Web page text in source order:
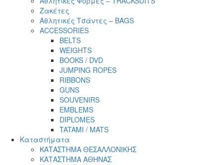
Ζακέτες
Αθλητικές Τσάντες – BAGS
ACCESSORIES
BELTS
WEIGHTS
BOOKS / DVD
JUMPING ROPES
RIBBONS
GUNS
SOUVENIRS
EMBLEMS
DIPLOMES
TATAMI / MATS
Καταστήματα
ΚΑΤΑΣΤΗΜΑ ΘΕΣΑΛΛΟΝΙΚΗΣ
ΚΑΤΑΣΤΗΜΑ ΑΘΗΝΑΣ